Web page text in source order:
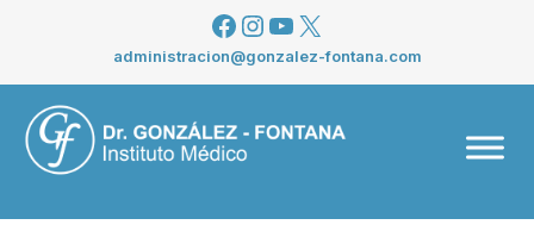
contenido
Facebook
Instagram
YouTube
X
administracion@gonzalez-fontana.com